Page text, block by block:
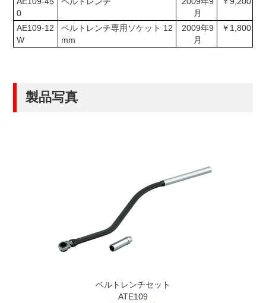
0
月
AE109-12
W
ベルトレンチ専用ソケット 12
mm
2009年9
月
￥1,800
製品写真
ベルトレンチセット
ATE109